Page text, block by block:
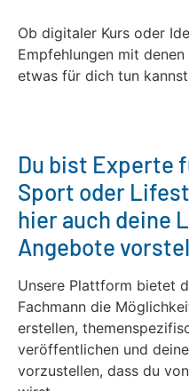
Ob digitaler Kurs oder
Empfehlungen mit
etwas für dich tun
Du bist Experte
Sport oder
hier auch deine
Angebote
Unsere Plattform bietet
Fachmann die
erstellen,
veröffentlichen und
vorzustellen, dass du